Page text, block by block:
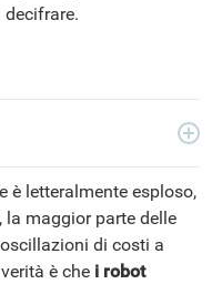
nel Web
come SEO e su progetti
fotografia, per Libero
e approfondimenti sui
è letteralmente esploso,
la maggior parte delle
di costi a
è che i robot